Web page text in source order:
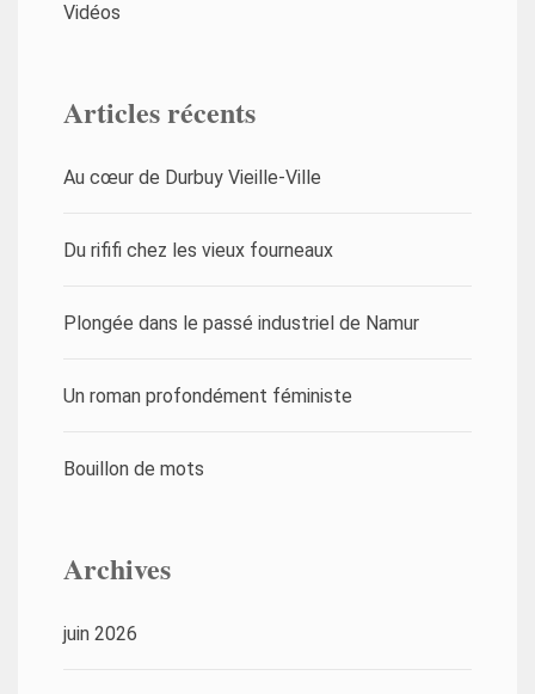
Vidéos
Articles récents
Au cœur de Durbuy Vieille-Ville
Du rififi chez les vieux fourneaux
Plongée dans le passé industriel de Namur
Un roman profondément féministe
Bouillon de mots
Archives
juin 2026